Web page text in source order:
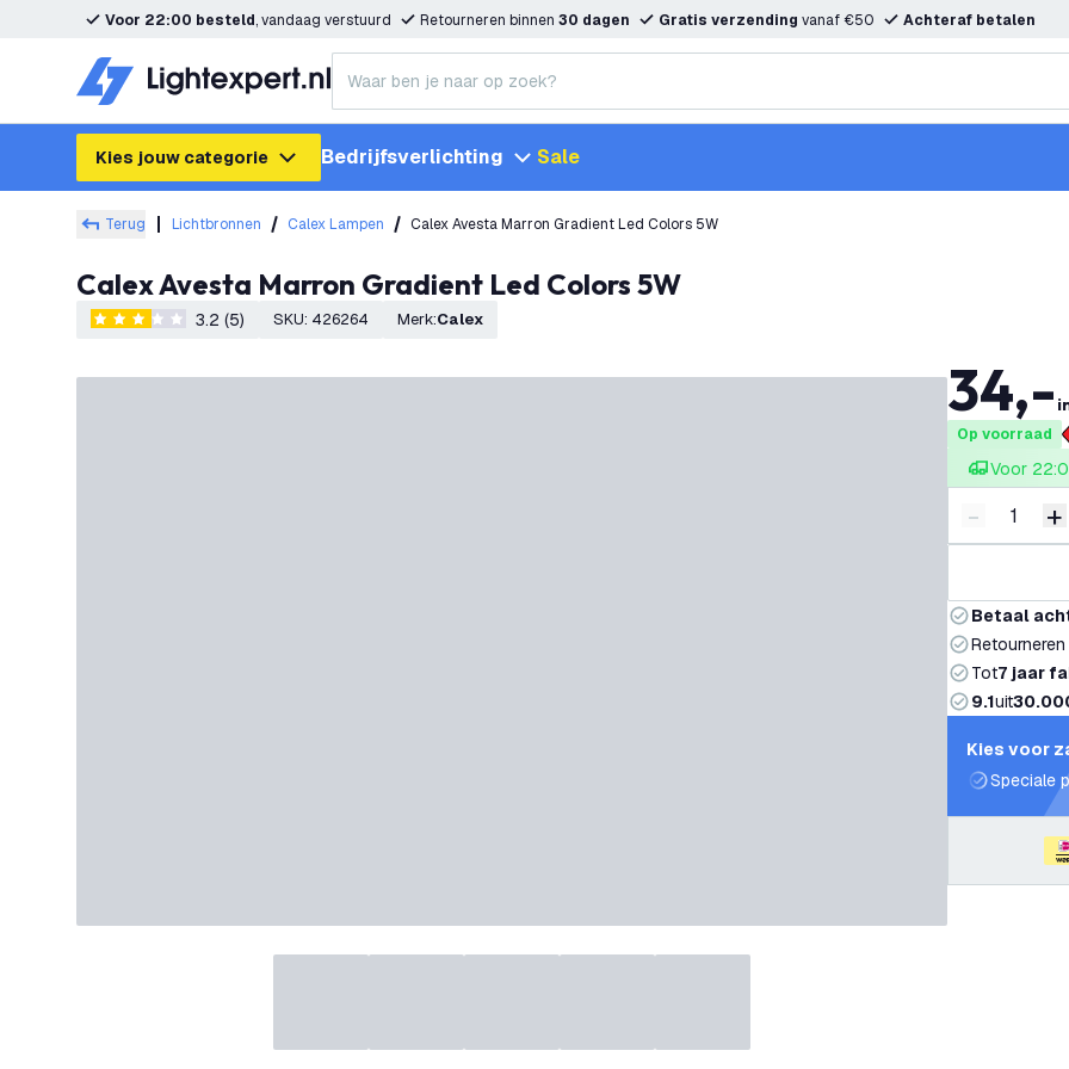
Voor 22:00 besteld, vandaag verstuurd Retourneren binnen 30 dagen Gratis verzending vanaf €50 Achteraf betalen
Kies jouw categorie Bedrijfsverlichting Sale
Terug Lichtbronnen Calex Lampen Calex Avesta Marron Gradient Led Colors 5W
Calex Avesta Marron Gradient Led Colors 5W
3.2 score sterren3.2 (5) SKU: 426264 Merk: Calex
34,-
Op voorraad
Voor
Verminder
- +
Betaal
Tot7 jaar
9.1uit
Kies voor
Speciale